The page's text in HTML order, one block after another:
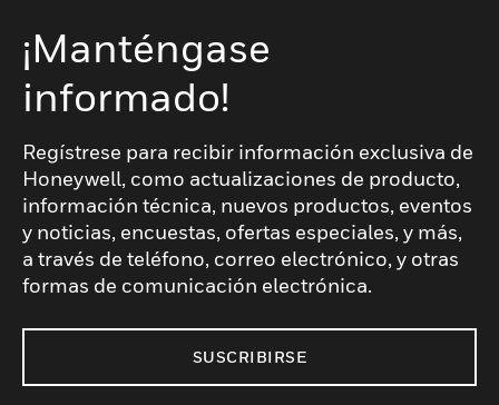
¡Manténgase
informado!
Regístrese para recibir información exclusiva de
Honeywell, como actualizaciones de producto,
información técnica, nuevos productos, eventos
y noticias, encuestas, ofertas especiales, y más,
a través de teléfono, correo electrónico, y otras
formas de comunicación electrónica.
SUSCRIBIRSE